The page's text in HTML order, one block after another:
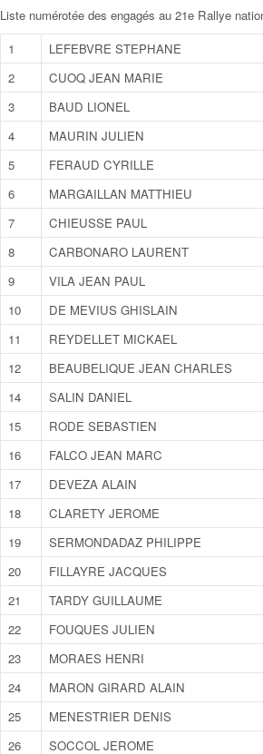
Liste numérotée des engagés au 21e Rallye
1
LEFEBVRE STEPHANE
2
CUOQ JEAN MARIE
3
BAUD LIONEL
4
MAURIN JULIEN
5
FERAUD CYRILLE
6
MARGAILLAN MATTHIEU
7
CHIEUSSE PAUL
8
CARBONARO LAURENT
9
VILA JEAN PAUL
10
DE MEVIUS GHISLAIN
11
REYDELLET MICKAEL
12
BEAUBELIQUE JEAN CHARLES
14
SALIN DANIEL
15
RODE SEBASTIEN
16
FALCO JEAN MARC
17
DEVEZA ALAIN
18
CLARETY JEROME
19
SERMONDADAZ PHILIPPE
20
FILLAYRE JACQUES
21
TARDY GUILLAUME
22
FOUQUES JULIEN
23
MORAES HENRI
24
MARON GIRARD ALAIN
25
MENESTRIER DENIS
26
SOCCOL JEROME